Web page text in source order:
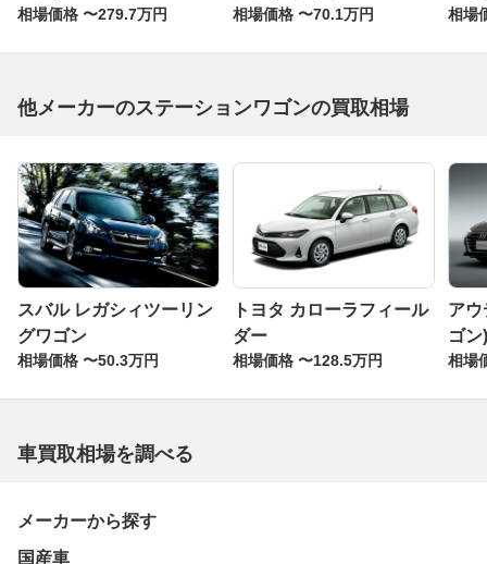
相場価格 〜279.7万円 相場価格 〜70.1万円 相場
他メーカーのステーションワゴンの買取相場
スバル レガシィツーリン
グワゴン
相場価格 〜50.3万円
トヨタ カローラフィール
ダー
相場価格 〜128.5万円
アウ
ゴン)
相場
車買取相場を調べる
メーカーから探す
国産車